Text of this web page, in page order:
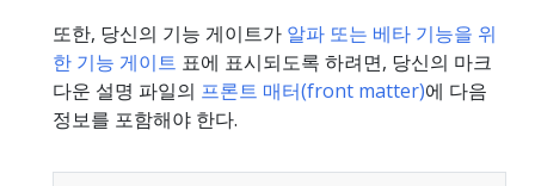
또한, 당신의 기능 게이트가 알파 또는 베타 기능을 위
한 기능 게이트 표에 표시되도록 하려면, 당신의 마크
다운 설명 파일의 프론트 매터(front matter)에 다음
정보를 포함해야 한다.